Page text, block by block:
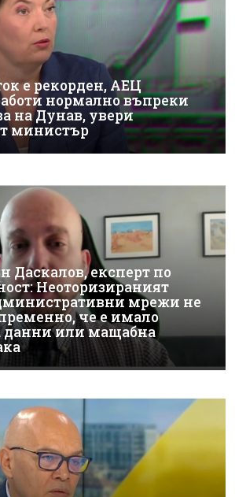
е рекорден, АЕЦ
нормално въпреки
на Дунав, увери
министър
Даскалов, експерт по
Неоторизираният
мрежи не
че е имало
данни или мащабна